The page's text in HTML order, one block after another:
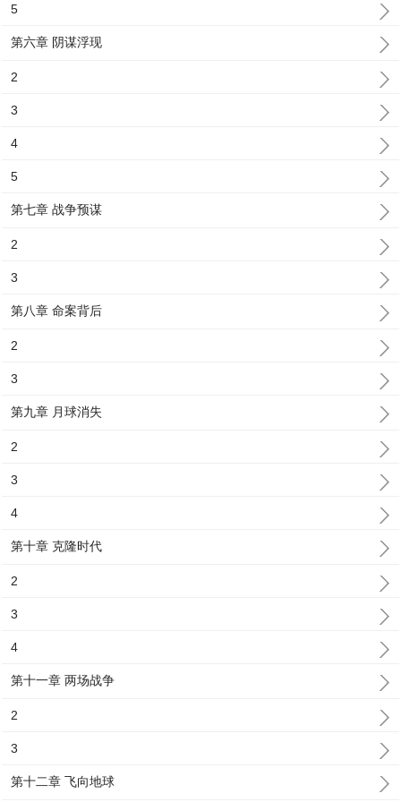
5
第六章 阴谋浮现
2
3
4
5
第七章 战争预谋
2
3
第八章 命案背后
2
3
第九章 月球消失
2
3
4
第十章 克隆时代
2
3
4
第十一章 两场战争
2
3
第十二章 飞向地球